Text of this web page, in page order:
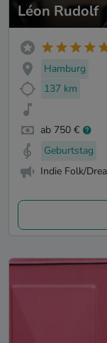
Léon Rudolf
Hamburg
137 km
ab 750 €
Geburtstag
Indie Folk/